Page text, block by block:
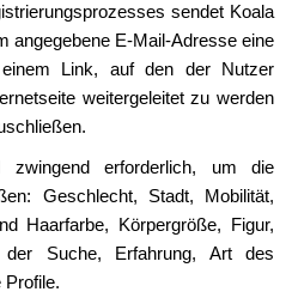
sendet Koala
angegebene E-Mail-Adresse eine
einem Link, auf den der Nutzer
weitergeleitet zu werden
zwingend erforderlich, um die
Geschlecht, Stadt, Mobilität,
Haarfarbe, Körpergröße, Figur,
Suche, Erfahrung, Art des